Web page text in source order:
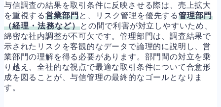
与信調査の結果を取引条件に反映させる際は、売上拡大
を重視する営業部門と、リスク管理を優先する管理部門
（経理・法務など）との間で利害が対立しやすいため、
綿密な社内調整が不可欠です。管理部門は、調査結果で
示されたリスクを客観的なデータで論理的に説明し、営
業部門の理解を得る必要があります。部門間の対立を乗
り越え、全社的な視点で最適な取引条件について合意形
成を図ることが、与信管理の最終的なゴールとなりま
す。